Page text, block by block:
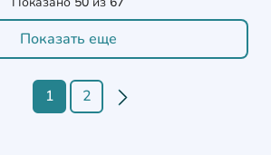
Показать еще
1 2